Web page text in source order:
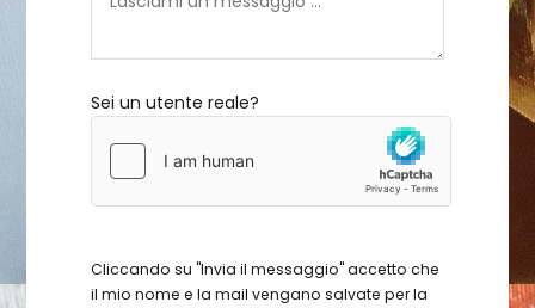
Sei un utente reale?
Cliccando su "Invia il messaggio" accetto che
il mio nome e la mail vengano salvate per la